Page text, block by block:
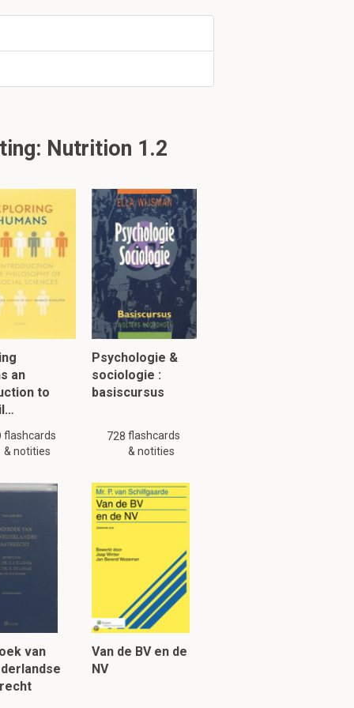
met de
Nutrition 1.2
an
to
flashcards
& notities
Psychologie &
sociologie :
basiscursus
728 flashcards
& notities
van
Van de BV en de
NV